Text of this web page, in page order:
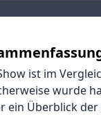
ist im
wurde
ein Überblick